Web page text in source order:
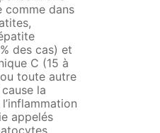
comme dans
des cas) et
C (15 à
toute autre
la
appelés